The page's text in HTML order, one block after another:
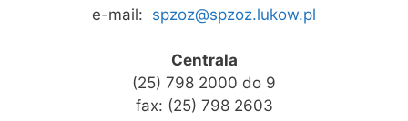
e-mail: spzoz@spzoz.lukow.pl
Centrala
(25) 798 2000 do 9
fax: (25) 798 2603